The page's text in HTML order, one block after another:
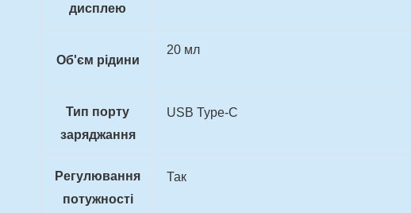
дисплею
Об'єм рідини
20 мл
Тип порту
заряджання
USB Type-C
Регулювання
потужності
Так